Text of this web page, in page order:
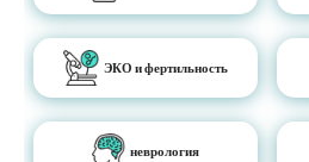
ЭКО и фертильность
неврология